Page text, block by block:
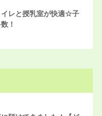
イレと授乳室が快適☆子
！